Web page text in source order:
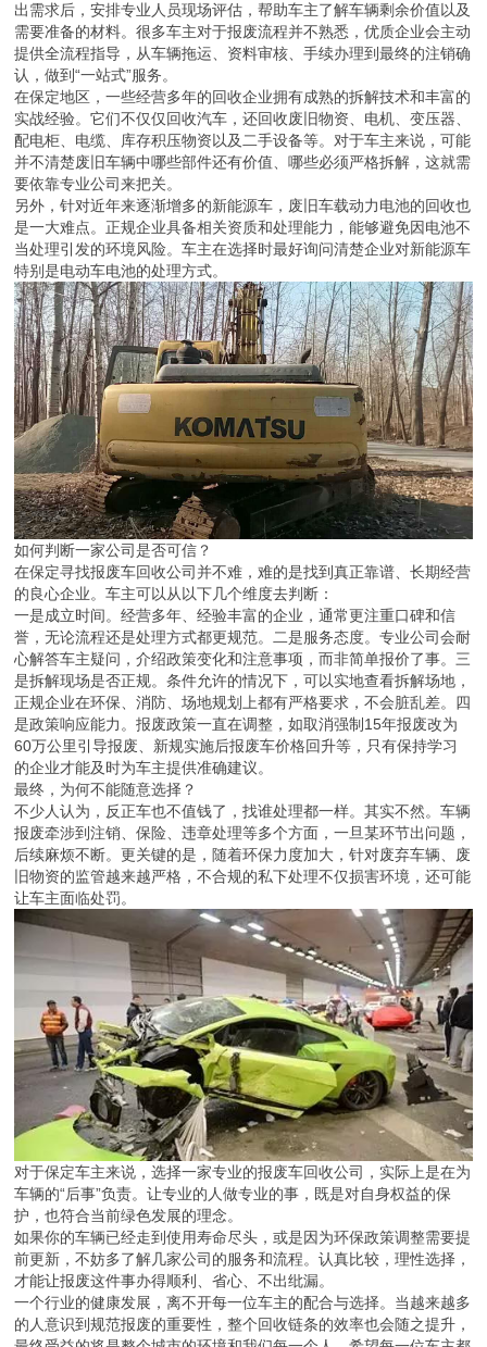
出需求后，安排专业人员现场评估，帮助车主了解车辆剩余价值以及
需要准备的材料。很多车主对于报废流程并不熟悉，优质企业会主动
提供全流程指导，从车辆拖运、资料审核、手续办理到最终的注销确
认，做到“一站式”服务。
在保定地区，一些经营多年的回收企业拥有成熟的拆解技术和丰富的
实战经验。它们不仅仅回收汽车，还回收废旧物资、电机、变压器、
配电柜、电缆、库存积压物资以及二手设备等。对于车主来说，可能
并不清楚废旧车辆中哪些部件还有价值、哪些必须严格拆解，这就需
要依靠专业公司来把关。
另外，针对近年来逐渐增多的新能源车，废旧车载动力电池的回收也
是一大难点。正规企业具备相关资质和处理能力，能够避免因电池不
当处理引发的环境风险。车主在选择时最好询问清楚企业对新能源车
特别是电动车电池的处理方式。
如何判断一家公司是否可信？
在保定寻找报废车回收公司并不难，难的是找到真正靠谱、长期经营
的良心企业。车主可以从以下几个维度去判断：
一是成立时间。经营多年、经验丰富的企业，通常更注重口碑和信
誉，无论流程还是处理方式都更规范。二是服务态度。专业公司会耐
心解答车主疑问，介绍政策变化和注意事项，而非简单报价了事。三
是拆解现场是否正规。条件允许的情况下，可以实地查看拆解场地，
正规企业在环保、消防、场地规划上都有严格要求，不会脏乱差。四
是政策响应能力。报废政策一直在调整，如取消强制15年报废改为
60万公里引导报废、新规实施后报废车价格回升等，只有保持学习
的企业才能及时为车主提供准确建议。
最终，为何不能随意选择？
不少人认为，反正车也不值钱了，找谁处理都一样。其实不然。车辆
报废牵涉到注销、保险、违章处理等多个方面，一旦某环节出问题，
后续麻烦不断。更关键的是，随着环保力度加大，针对废弃车辆、废
旧物资的监管越来越严格，不合规的私下处理不仅损害环境，还可能
让车主面临处罚。
对于保定车主来说，选择一家专业的报废车回收公司，实际上是在为
车辆的“后事”负责。让专业的人做专业的事，既是对自身权益的保
护，也符合当前绿色发展的理念。
如果你的车辆已经走到使用寿命尽头，或是因为环保政策调整需要提
前更新，不妨多了解几家公司的服务和流程。认真比较，理性选择，
才能让报废这件事办得顺利、省心、不出纰漏。
一个行业的健康发展，离不开每一位车主的配合与选择。当越来越多
的人意识到规范报废的重要性，整个回收链条的效率也会随之提升，